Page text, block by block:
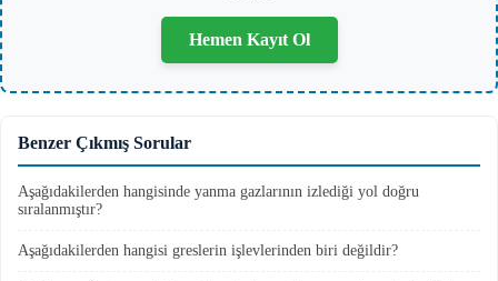
Hemen Kayıt Ol
Benzer Çıkmış Sorular
Aşağıdakilerden hangisinde yanma gazlarının izlediği yol doğru
sıralanmıştır?
Aşağıdakilerden hangisi greslerin işlevlerinden biri değildir?